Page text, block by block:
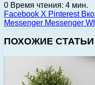
0 Время чтения: 4 мин.
Facebook X Pinterest
Messenger Messenger
ПОХОЖИЕ СТАТЬИ